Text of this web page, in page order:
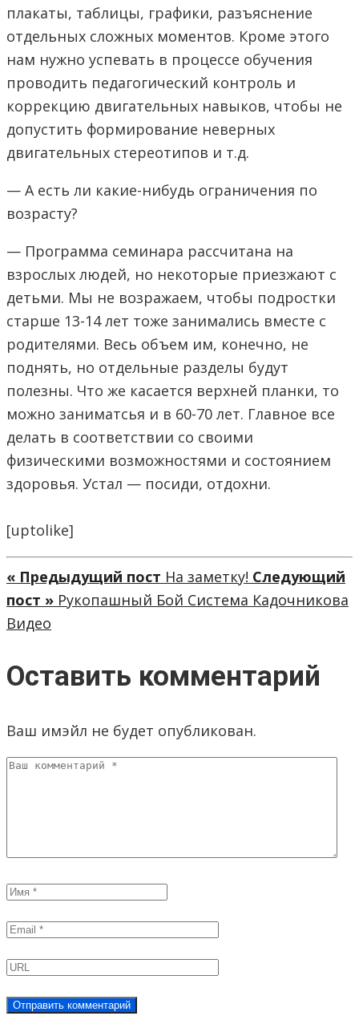
плакаты, таблицы, графики, разъяснение
отдельных сложных моментов. Кроме этого
нам нужно успевать в процессе обучения
проводить педагогический контроль и
коррекцию двигательных навыков, чтобы не
допустить формирование неверных
двигательных стереотипов и т.д.
— А есть ли какие-нибудь ограничения по
возрасту?
— Программа семинара рассчитана на
взрослых людей, но некоторые приезжают с
детьми. Мы не возражаем, чтобы подростки
старше 13-14 лет тоже занимались вместе с
родителями. Весь объем им, конечно, не
поднять, но отдельные разделы будут
полезны. Что же касается верхней планки, то
можно заниматсья и в 60-70 лет. Главное все
делать в соответствии со своими
физическими возможностями и состоянием
здоровья. Устал — посиди, отдохни.
[uptolike]
« Предыдущий пост На заметку! Следующий
пост » Рукопашный Бой Система Кадочникова
Видео
Оставить комментарий
Ваш имэйл не будет опубликован.